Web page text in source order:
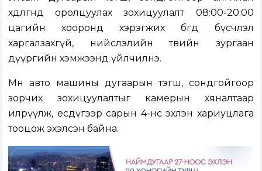
хөдөлгөөнд оролцуулах зохицуулалт 08:00-20:00
цагийн хооронд хэрэгжих бөгөөд бүсчлэл
харгалзахгүй, нийслэлийн төвийн зургаан
дүүргийн хэмжээнд үйлчилнэ.
Мөн авто машины дугаарын тэгш, сондгойгоор
зорчих зохицуулалтыг камерын хяналтаар
илрүүлж, есдүгээр сарын 4-нөөс эхлэн хариуцлага
тооцож эхэлсэн байна.